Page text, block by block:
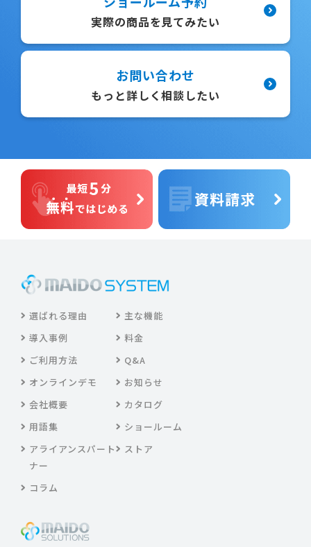
実際の商品を見てみたい
お問い合わせ
もっと詳しく相談したい
選ばれる理由
主な機能
導入事例
料金
ご利用方法
Q&A
オンラインデモ
お知らせ
会社概要
カタログ
用語集
ショールーム
アライアンスパート
ナー
ストア
コラム